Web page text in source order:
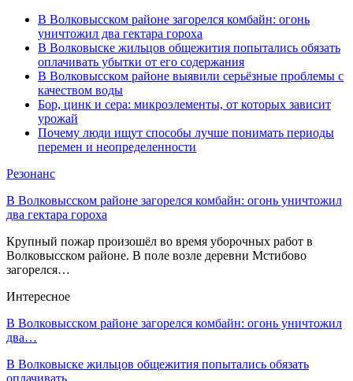
В Волковысском районе загорелся комбайн: огонь
уничтожил два гектара гороха
В Волковыске жильцов общежития попытались обязать
оплачивать убытки от его содержания
В Волковысском районе выявили серьёзные проблемы с
качеством воды
Бор, цинк и сера: микроэлементы, от которых зависит
урожай
Почему люди ищут способы лучше понимать периоды
перемен и неопределенности
Резонанс
В Волковысском районе загорелся комбайн: огонь уничтожил
два гектара гороха
Крупный пожар произошёл во время уборочных работ в
Волковысском районе. В поле возле деревни Мстибово
загорелся…
Интересное
В Волковысском районе загорелся комбайн: огонь уничтожил
два…
В Волковыске жильцов общежития попытались обязать
оплачивать…